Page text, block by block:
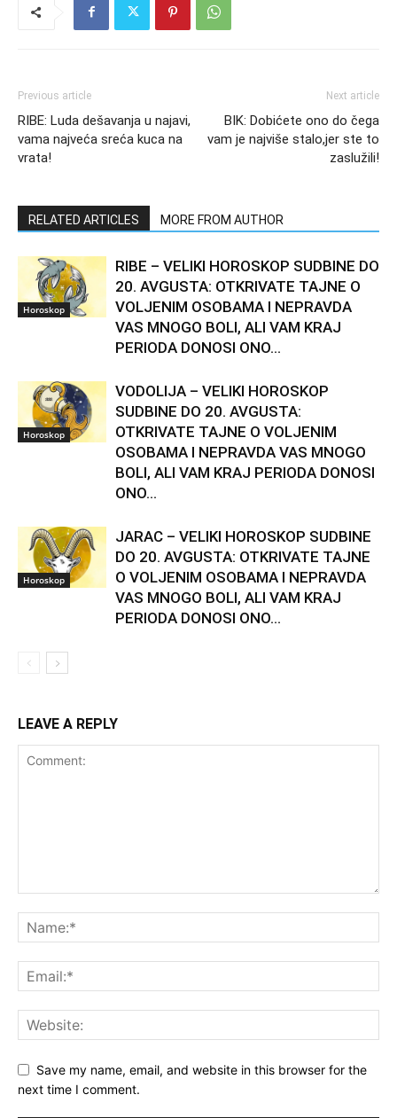
Previous article
RIBE: Luda dešavanja u najavi,
vama najveća sreća kuca na
vrata!
Next article
BIK: Dobićete ono do čega
vam je najviše stalo,jer ste to
zaslužili!
RELATED ARTICLES MORE FROM AUTHOR
Horoskop
RIBE – VELIKI HOROSKOP SUDBINE DO
20. AVGUSTA: OTKRIVATE TAJNE O
VOLJENIM OSOBAMA I NEPRAVDA
VAS MNOGO BOLI, ALI VAM KRAJ
PERIODA DONOSI ONO...
Horoskop
VODOLIJA – VELIKI HOROSKOP
SUDBINE DO 20. AVGUSTA:
OTKRIVATE TAJNE O VOLJENIM
OSOBAMA I NEPRAVDA VAS MNOGO
BOLI, ALI VAM KRAJ PERIODA DONOSI
ONO...
Horoskop
JARAC – VELIKI HOROSKOP SUDBINE
DO 20. AVGUSTA: OTKRIVATE TAJNE
O VOLJENIM OSOBAMA I NEPRAVDA
VAS MNOGO BOLI, ALI VAM KRAJ
PERIODA DONOSI ONO...
LEAVE A REPLY
Save my name, email, and website in this browser for the
next time I comment.